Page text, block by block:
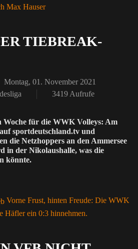
Max Hauser
TIEBREAK-
Montag, 01. November 2021
3419 Aufrufe
Woche für die WWK Volleys: Am
sportdeutschland.tv und
die Netzhoppers an den Ammersee
in der Nikolaushalle, was die
könnte.
Vorne Frust, hinten Freude: Die WWK
Häfler ein 0:3 hinnehmen.